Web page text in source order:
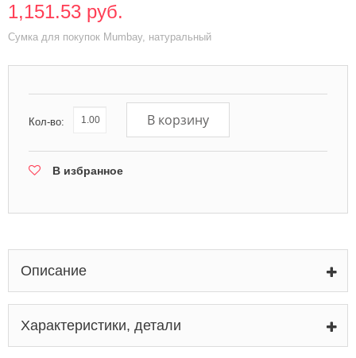
1,151.53 руб.
Сумка для покупок Mumbay, натуральный
Кол-во: В корзину
В избранное
Описание
Характеристики, детали